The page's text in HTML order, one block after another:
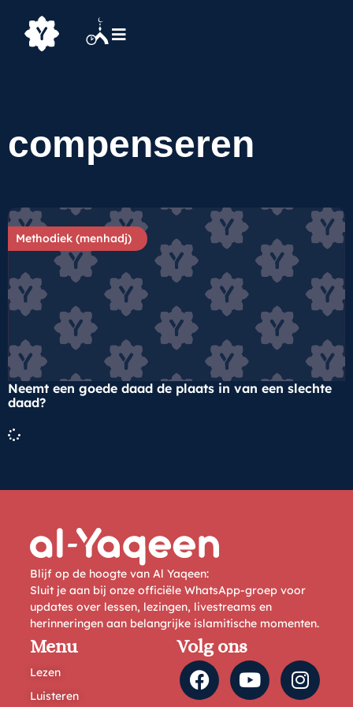
compenseren
Methodiek (menhadj)
Neemt een goede daad de plaats in van een slechte
daad?
Blijf op de hoogte van Al Yaqeen:
Sluit je aan bij onze officiële WhatsApp-groep voor
updates over lessen, lezingen, livestreams en
herinneringen aan belangrijke islamitische momenten.
Menu
Lezen
Luisteren
Volg ons